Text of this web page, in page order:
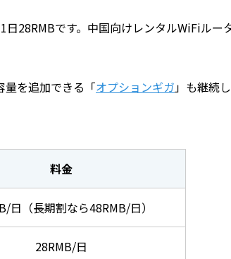
日28RMBです。中国向けレンタルWiFiルー
を追加できる「オプションギガ」も継続し
料金
日（長期割なら48RMB/日）
28RMB/日